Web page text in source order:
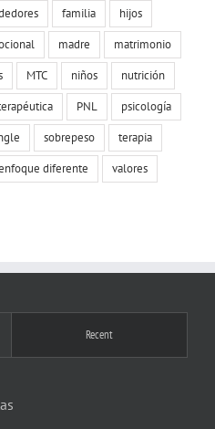
familia
hijos
madre
matrimonio
MTC niños
nutrición
PNL
psicología
sobrepeso
terapia
diferente valores
Recent